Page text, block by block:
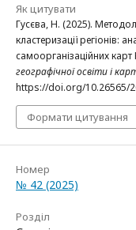
Як цитувати
Гусєва, Н. (2025).
кластеризації регіонів:
самоорганізаційних
географічної освіти і
https://doi.org/10.26565/
Формати цитування
Номер
№ 42 (2025)
Розділ